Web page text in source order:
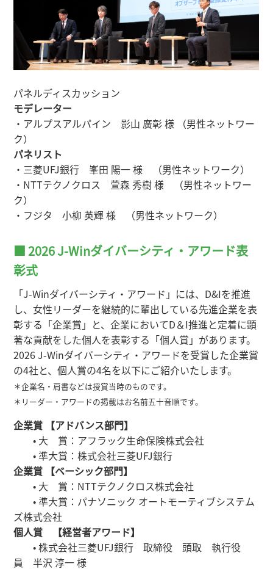
パネルディスカッション
モデレーター
・アルプスアルパイン 影山 廣彰 様 （男性ネットワー
ク）
パネリスト
・三菱UFJ銀行 峯田 陽一 様 （男性ネットワーク）
・NTTテクノクロス 萱森 秀樹 様 （男性ネットワー
ク）
・フジタ 小柳 英輝 様 （男性ネットワーク）
■ 2026 J-Winダイバーシティ・アワード表
彰式
「J-Winダイバーシティ・アワード」には、D&Iを推進
し、女性リーダーを継続的に輩出している先進企業を表
彰する「企業賞」と、企業においてD＆I推進と定着に顕
著な貢献をした個人を表彰する「個人賞」があります。
2026 J-Winダイバーシティ・アワードを受賞した企業賞
の4社と、個人賞の4名を以下にご紹介いたします。
＊企業名・肩書などは授賞当時のものです。
＊リーダー・アワードの掲載はお名前五十音順です。
企業賞 【アドバンス部門】
• 大 賞：アフラック生命保険株式会社
• 準大賞：株式会社三菱UFJ銀行
企業賞 【ベーシック部門】
• 大 賞：NTTテクノクロス株式会社
• 準大賞：パナソニック オートモーティブシステム
ズ株式会社
個人賞 【経営者アワード】
• 株式会社三菱UFJ銀行 取締役 頭取 執行役
員 半沢 淳一 様